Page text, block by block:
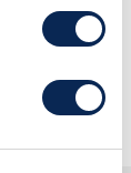
Oké